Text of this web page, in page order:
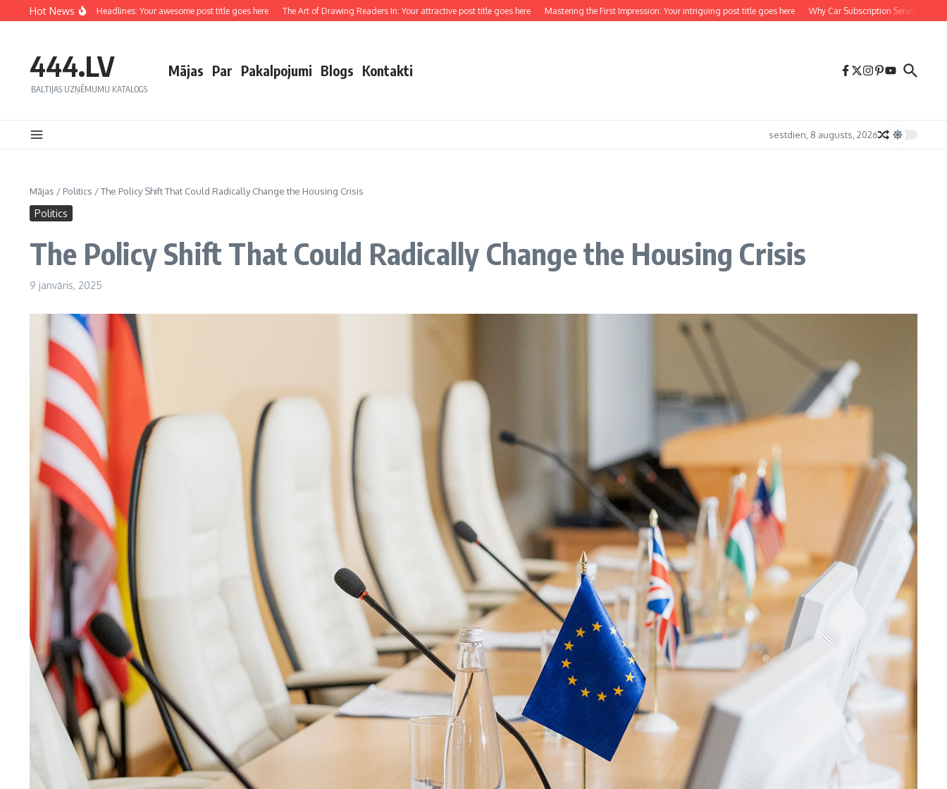
Hot News
Captivating Headlines: Your awesome post title goes here The Art of Drawing Readers In: Your attractive post title goes here Mastering the First Impression: Your intriguing post title goes here Why Car Subscription Services Are Rapidly
444.LV
BALTIJAS UZŅĒMUMU KATALOGS
Mājas Par Pakalpojumi Blogs Kontakti
sestdien, 8 augusts, 2026
Mājas / Politics /The Policy Shift That Could Radically Change the Housing Crisis
Politics
The Policy Shift That Could Radically Change the Housing Crisis
9 janvāris, 2025